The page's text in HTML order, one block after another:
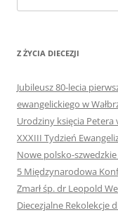
Z ŻYCIA DIECEZJI
Jubileusz 80-lecia
ewangelickiego w
Urodziny księcia
XXXIII Tydzień
Nowe polsko-
5 Międzynarodowa
Zmarł śp. dr Leopold
Diecezjalne Rekolekcje